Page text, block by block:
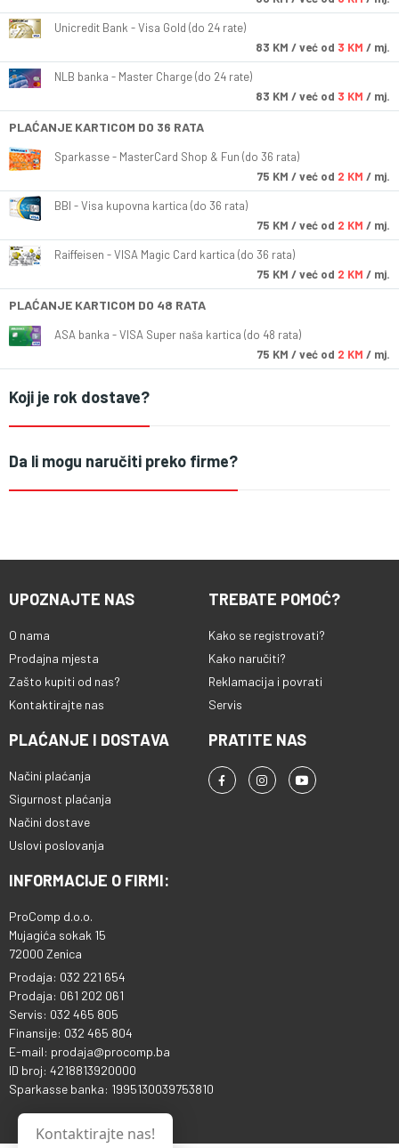
Unicredit Bank - Visa Gold (do 24 rate)
83 KM / već od 3 KM / mj.
NLB banka - Master Charge (do 24 rate)
83 KM / već od 3 KM / mj.
PLAĆANJE KARTICOM DO 36 RATA
Sparkasse - MasterCard Shop & Fun (do 36 rata)
75 KM / već od 2 KM / mj.
BBI - Visa kupovna kartica (do 36 rata)
75 KM / već od 2 KM / mj.
Raiffeisen - VISA Magic Card kartica (do 36 rata)
75 KM / već od 2 KM / mj.
PLAĆANJE KARTICOM DO 48 RATA
ASA banka - VISA Super naša kartica (do 48 rata)
75 KM / već od 2 KM / mj.
Koji je rok dostave?
Da li mogu naručiti preko firme?
UPOZNAJTE NAS
O nama
Prodajna mjesta
Zašto kupiti od nas?
Kontaktirajte nas
TREBATE POMOĆ?
Kako se registrovati?
Kako naručiti?
Reklamacija i povrati
Servis
PLAĆANJE I DOSTAVA
Načini plaćanja
Sigurnost plaćanja
Načini dostave
Uslovi poslovanja
PRATITE NAS
INFORMACIJE O FIRMI:
ProComp d.o.o.
Mujagića sokak 15
72000 Zenica
Prodaja: 032 221 654
Prodaja: 061 202 061
Servis: 032 465 805
Finansije: 032 465 804
E-mail: prodaja@procomp.ba
ID broj: 4218813920000
Sparkasse banka: 1995130039753810
Kontaktirajte nas!